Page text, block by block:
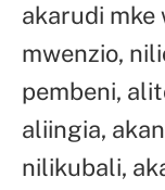
akarudi mke
mwenzio,
pembeni,
aliingia,
nilikubali,